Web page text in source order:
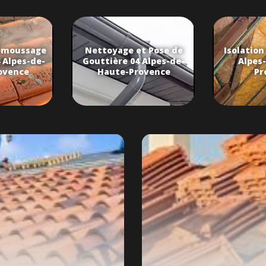
de-
Nettoyage et Pose de
Gouttière 04 Alpes-de-
Haute-Provence
Isolation